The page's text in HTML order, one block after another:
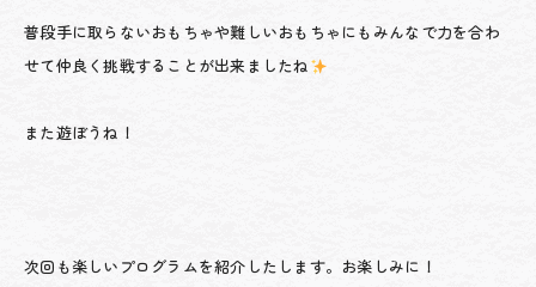
普段手に取らないおもちゃや難しいおもちゃにもみんなで力を合わ
せて仲良く挑戦することが出来ましたね
また遊ぼうね！
次回も楽しいプログラムを紹介したします。お楽しみに！